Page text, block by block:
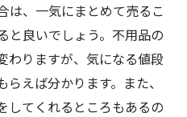
は、一気にまとめて売るこ
と良いでしょう。不用品の
わりますが、気になる値段
えば分かります。また、
してくれるところもあるの